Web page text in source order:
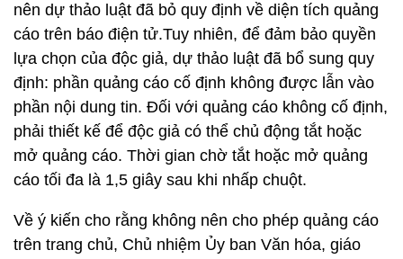
nên dự thảo luật đã bỏ quy định về diện tích quảng
cáo trên báo điện tử.Tuy nhiên, để đảm bảo quyền
lựa chọn của độc giả, dự thảo luật đã bổ sung quy
định: phần quảng cáo cố định không được lẫn vào
phần nội dung tin. Đối với quảng cáo không cố định,
phải thiết kế để độc giả có thể chủ động tắt hoặc
mở quảng cáo. Thời gian chờ tắt hoặc mở quảng
cáo tối đa là 1,5 giây sau khi nhấp chuột.
Về ý kiến cho rằng không nên cho phép quảng cáo
trên trang chủ, Chủ nhiệm Ủy ban Văn hóa, giáo